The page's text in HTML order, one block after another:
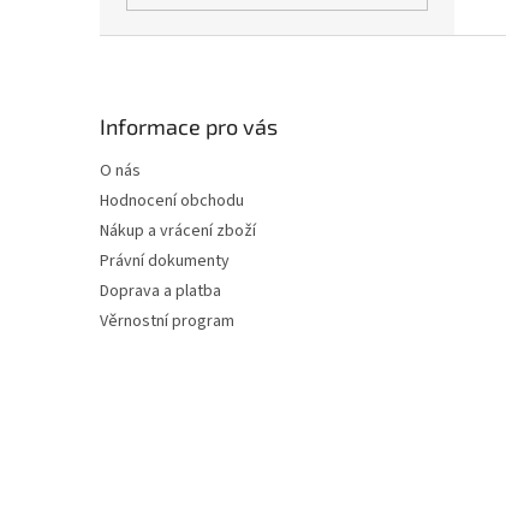
Informace pro vás
O nás
Hodnocení obchodu
Nákup a vrácení zboží
Právní dokumenty
Doprava a platba
Věrnostní program